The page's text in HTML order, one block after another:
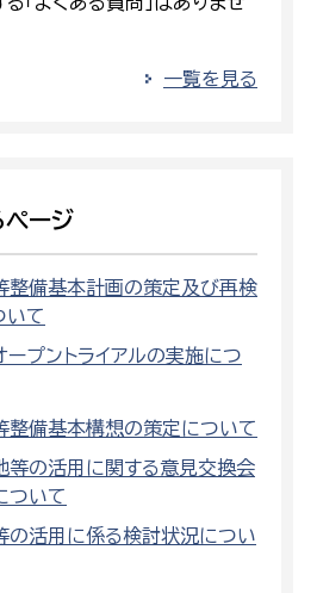
一覧を見る
ージ
整備基本計画の策定及び再検
いて
プントライアルの実施につ
整備基本構想の策定について
等の活用に関する意見交換会
ついて
の活用に係る検討状況につい